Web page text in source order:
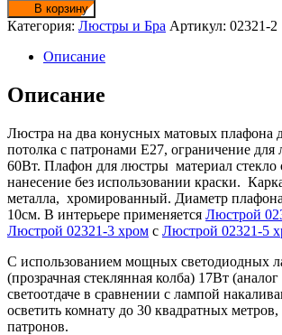
хром
конус
В корзину
Категория: Люстры и Бра Артикул: 02321-2
Описание
Описание
Люстра на два конусных матовых плафона
потолка с патронами E27, ограничение для
60Вт. Плафон для люстры материал стекло
нанесение без использовании краски.
металла, хромированный. Диаметр
10см. В интерьере применяется Люстрой
Люстрой 02321-3 хром с Люстрой 02321-5
С использованием мощных светодиодных
(прозрачная стеклянная колба) 17Вт
светоотдаче в сравнении с лампой
осветить комнату до 30 квадратных
патронов.